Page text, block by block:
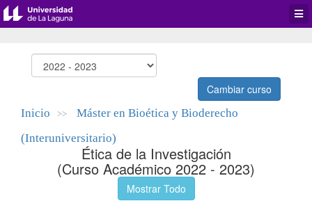
Cambiar curso
Inicio >>
Máster en Bioética y Bioderecho
(Interuniversitario)
Ética de la Investigación
(Curso Académico 2022 - 2023)
Mostrar Todo